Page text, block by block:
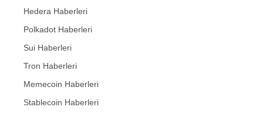
Hedera Haberleri
Polkadot Haberleri
Sui Haberleri
Tron Haberleri
Memecoin Haberleri
Stablecoin Haberleri